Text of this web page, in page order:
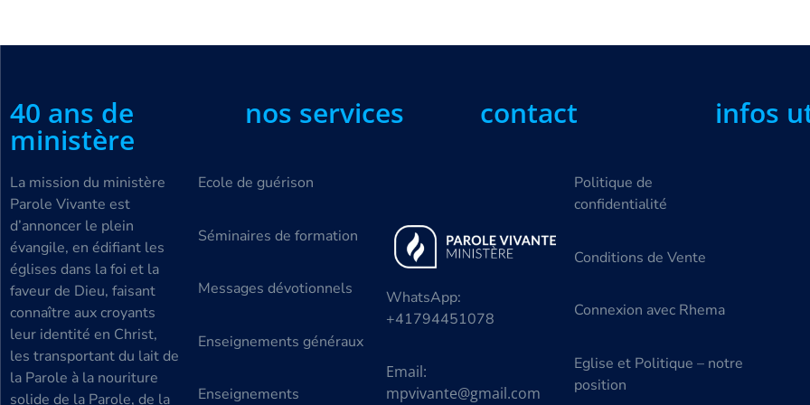
40 ans de
ministère
nos services contact infos
La mission du ministère
Parole Vivante est
d’annoncer le plein
évangile, en édifiant les
églises dans la foi et la
faveur de Dieu, faisant
connaître aux croyants
leur identité en Christ,
les transportant du lait de
la Parole à la nouriture
solide de la Parole, de la
Ecole de guérison
Séminaires de formation
Messages dévotionnels
Enseignements généraux
Enseignements
WhatsApp:
+41794451078
Email:
mpvivante@gmail.com
Politique de
confidentialité
Conditions de Vente
Connexion avec Rhema
Eglise et Politique – notre
position